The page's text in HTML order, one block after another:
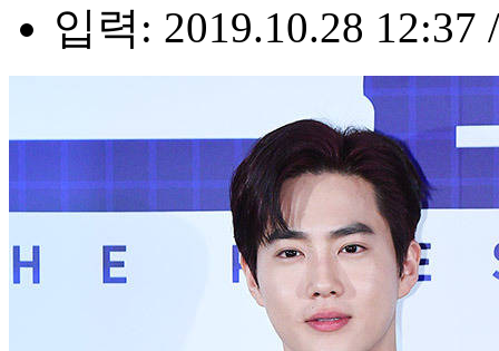
입력: 2019.10.28 12:37